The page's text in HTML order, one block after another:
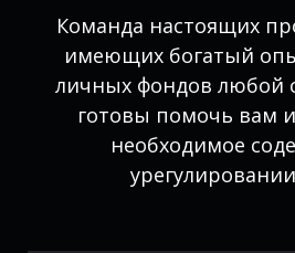
Команда настоящих
имеющих богатый
личных фондов любой
готовы помочь вам и
необходимое